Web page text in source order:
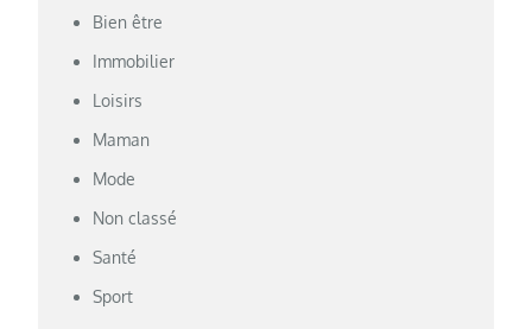
Bien être
Immobilier
Loisirs
Maman
Mode
Non classé
Santé
Sport